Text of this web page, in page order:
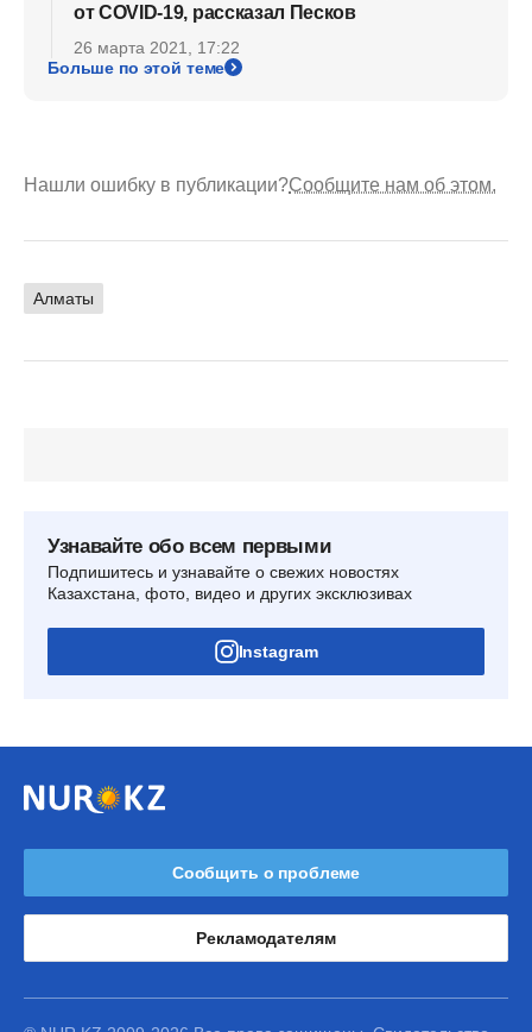
от COVID-19, рассказал Песков
26 марта 2021, 17:22
Больше по этой теме
Нашли ошибку в публикации?Сообщите нам об этом.
Алматы
Узнавайте обо всем первыми
Подпишитесь и узнавайте о свежих новостях
Казахстана, фото, видео и других эксклюзивах
Instagram
Сообщить о проблеме
Рекламодателям